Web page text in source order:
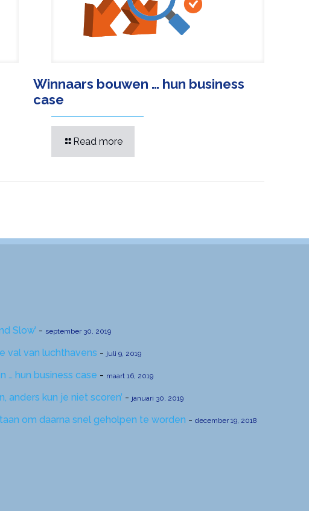
Winnaars bouwen … hun business
case
Read more
Slow’ - september 30, 2019
val van luchthavens - juli 9, 2019
… hun business case - maart 16, 2019
anders kun je niet scoren’ - januari 30, 2019
om daarna snel geholpen te worden - december 19, 2018